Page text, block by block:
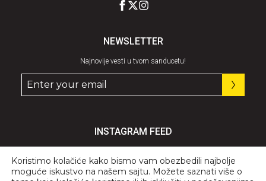
NEWSLETTER
Najnovije vesti u tvom sanducetu!
INSTAGRAM FEED
Koristimo kolačiće kako bismo vam obezbedili najbolje
moguće iskustvo na našem sajtu. Možete saznati više o